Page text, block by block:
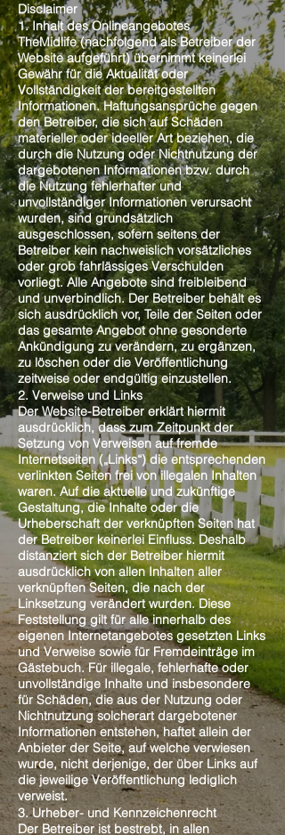
Disclaimer
1. Inhalt des Onlineangebotes
TheMidlife (nachfolgend als Betreiber der
Website aufgeführt) übernimmt keinerlei
Gewähr für die Aktualität oder
Vollständigkeit der bereitgestellten
Informationen. Haftungsansprüche gegen
den Betreiber, die sich auf Schäden
materieller oder ideeller Art beziehen, die
durch die Nutzung oder Nichtnutzung der
dargebotenen Informationen bzw. durch
die Nutzung fehlerhafter und
unvollständiger Informationen verursacht
wurden, sind grundsätzlich
ausgeschlossen, sofern seitens der
Betreiber kein nachweislich vorsätzliches
oder grob fahrlässiges Verschulden
vorliegt. Alle Angebote sind freibleibend
und unverbindlich. Der Betreiber behält es
sich ausdrücklich vor, Teile der Seiten oder
das gesamte Angebot ohne gesonderte
Ankündigung zu verändern, zu ergänzen,
zu löschen oder die Veröffentlichung
zeitweise oder endgültig einzustellen.
2. Verweise und Links
Der Website-Betreiber erklärt hiermit
ausdrücklich, dass zum Zeitpunkt der
Setzung von Verweisen auf fremde
Internetseiten („Links“) die entsprechenden
verlinkten Seiten frei von illegalen Inhalten
waren. Auf die aktuelle und zukünftige
Gestaltung, die Inhalte oder die
Urheberschaft der verknüpften Seiten hat
der Betreiber keinerlei Einfluss. Deshalb
distanziert sich der Betreiber hiermit
ausdrücklich von allen Inhalten aller
verknüpften Seiten, die nach der
Linksetzung verändert wurden. Diese
Feststellung gilt für alle innerhalb des
eigenen Internetangebotes gesetzten Links
und Verweise sowie für Fremdeinträge im
Gästebuch. Für illegale, fehlerhafte oder
unvollständige Inhalte und insbesondere
für Schäden, die aus der Nutzung oder
Nichtnutzung solcherart dargebotener
Informationen entstehen, haftet allein der
Anbieter der Seite, auf welche verwiesen
wurde, nicht derjenige, der über Links auf
die jeweilige Veröffentlichung lediglich
verweist.
3. Urheber- und Kennzeichenrecht
Der Betreiber ist bestrebt, in allen